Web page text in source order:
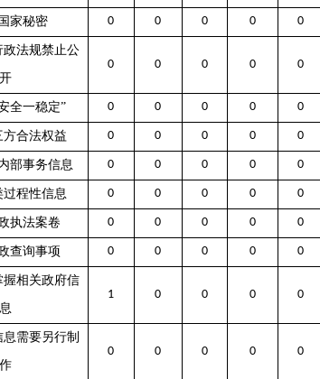
家秘密 0 0 0 0 0
政法规禁止公
开
0 0 0 0 0
全一稳定” 0 0 0 0 0
方合法权益 0 0 0 0 0
部事务信息 0 0 0 0 0
过程性信息 0 0 0 0 0
执法案卷 0 0 0 0 0
查询事项 0 0 0 0 0
握相关政府信
息
1 0 0 0 0
需要另行制
作
0 0 0 0 0